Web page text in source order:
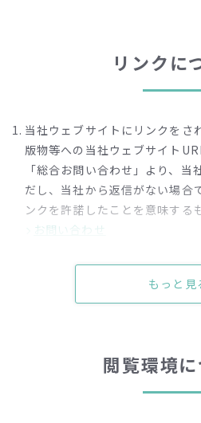
リンクに
もっと見
当社ウェブサイトにリンクをさ
版物等への当社ウェブサイト
「総合お問い合わせ」より、
だし、当社から返信がない場合
ンクを許諾したことを意味する
お問い合わせ
リンクをされるウェブサイトの
合、再度「お問い合わせ入力フ
連絡ください。
o.jp/）に設定することを原則
以下のリンク、またはそのおそ
閲覧環境